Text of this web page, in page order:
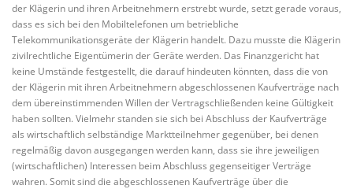
der Klägerin und ihren Arbeitnehmern erstrebt wurde, setzt gerade voraus,
dass es sich bei den Mobiltelefonen um betriebliche
Telekommunikationsgeräte der Klägerin handelt. Dazu musste die Klägerin
zivilrechtliche Eigentümerin der Geräte werden. Das Finanzgericht hat
keine Umstände festgestellt, die darauf hindeuten könnten, dass die von
der Klägerin mit ihren Arbeitnehmern abgeschlossenen Kaufverträge nach
dem übereinstimmenden Willen der Vertragschließenden keine Gültigkeit
haben sollten. Vielmehr standen sie sich bei Abschluss der Kaufverträge
als wirtschaftlich selbständige Marktteilnehmer gegenüber, bei denen
regelmäßig davon ausgegangen werden kann, dass sie ihre jeweiligen
(wirtschaftlichen) Interessen beim Abschluss gegenseitiger Verträge
wahren. Somit sind die abgeschlossenen Kaufverträge über die